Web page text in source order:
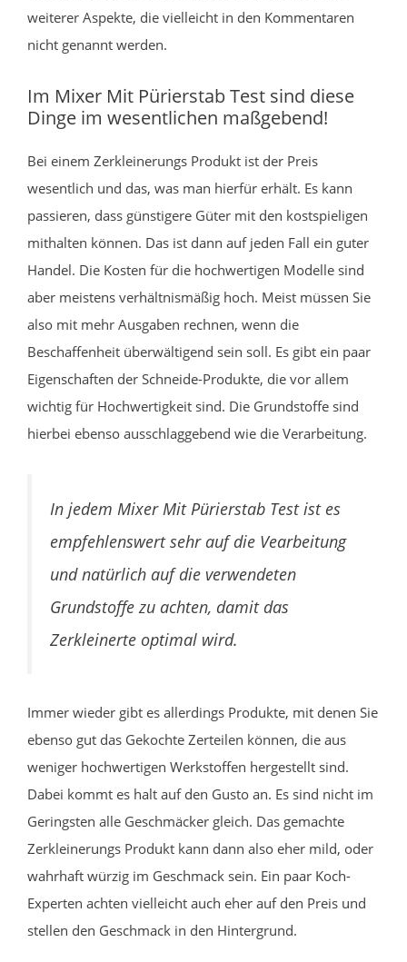
weiterer Aspekte, die vielleicht in den Kommentaren
nicht genannt werden.
Im Mixer Mit Pürierstab Test sind diese
Dinge im wesentlichen maßgebend!
Bei einem Zerkleinerungs Produkt ist der Preis
wesentlich und das, was man hierfür erhält. Es kann
passieren, dass günstigere Güter mit den kostspieligen
mithalten können. Das ist dann auf jeden Fall ein guter
Handel. Die Kosten für die hochwertigen Modelle sind
aber meistens verhältnismäßig hoch. Meist müssen Sie
also mit mehr Ausgaben rechnen, wenn die
Beschaffenheit überwältigend sein soll. Es gibt ein paar
Eigenschaften der Schneide-Produkte, die vor allem
wichtig für Hochwertigkeit sind. Die Grundstoffe sind
hierbei ebenso ausschlaggebend wie die Verarbeitung.
In jedem Mixer Mit Pürierstab Test ist es
empfehlenswert sehr auf die Vearbeitung
und natürlich auf die verwendeten
Grundstoffe zu achten, damit das
Zerkleinerte optimal wird.
Immer wieder gibt es allerdings Produkte, mit denen Sie
ebenso gut das Gekochte Zerteilen können, die aus
weniger hochwertigen Werkstoffen hergestellt sind.
Dabei kommt es halt auf den Gusto an. Es sind nicht im
Geringsten alle Geschmäcker gleich. Das gemachte
Zerkleinerungs Produkt kann dann also eher mild, oder
wahrhaft würzig im Geschmack sein. Ein paar Koch-
Experten achten vielleicht auch eher auf den Preis und
stellen den Geschmack in den Hintergrund.